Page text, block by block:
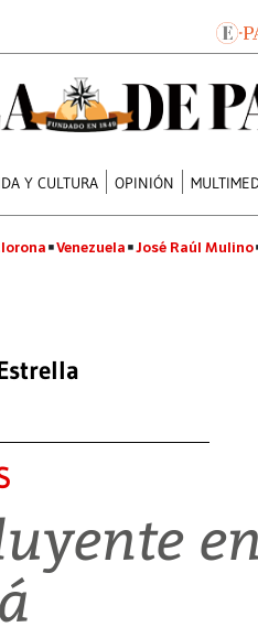
Y CULTURA OPINIÓN
Venezuela José Raúl Mulino